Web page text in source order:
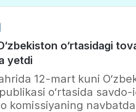
o‘rtasidagi
yetdi
12-mart kuni
oʻrtasida
komissiyaning